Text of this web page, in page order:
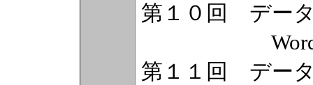
第１０回 デー
Wordを用
第１１回 デー